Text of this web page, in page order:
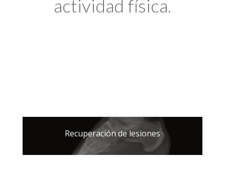
actividad física.
Recuperación de lesiones